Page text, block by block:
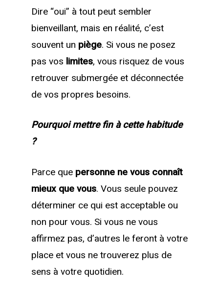
Dire “oui” à tout peut sembler
bienveillant, mais en réalité, c’est
souvent un piège. Si vous ne posez
pas vos limites, vous risquez de vous
retrouver submergée et déconnectée
de vos propres besoins.
Pourquoi mettre fin à cette habitude
?
Parce que personne ne vous connaît
mieux que vous. Vous seule pouvez
déterminer ce qui est acceptable ou
non pour vous. Si vous ne vous
affirmez pas, d’autres le feront à votre
place et vous ne trouverez plus de
sens à votre quotidien.